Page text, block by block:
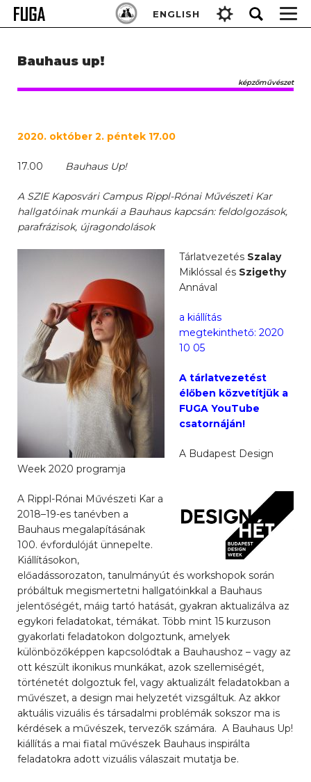
Skip
ENGLISH
Keresés:
Bauhaus up!
képzőművészet
2020. október 2. péntek 17.00
17.00 Bauhaus Up!
A SZIE Kaposvári Campus Rippl-Rónai Művészeti Kar
hallgatóinak munkái a Bauhaus kapcsán: feldolgozások,
parafrázisok, újragondolások
Tárlatvezetés Szalay
Miklóssal és Szigethy
Annával
a kiállítás
megtekinthető: 2020
10 05
A tárlatvezetést
élőben közvetítjük a
FUGA YouTube
csatornáján!
A Budapest Design
Week 2020 programja
A Rippl-Rónai Művészeti Kar a
2018–19-es tanévben a
Bauhaus megalapításának
100. évfordulóját ünnepelte.
Kiállításokon,
előadássorozaton, tanulmányút és workshopok során
próbáltuk megismertetni hallgatóinkkal a Bauhaus
jelentőségét, máig tartó hatását, gyakran aktualizálva az
egykori feladatokat, témákat. Több mint 15 kurzuson
gyakorlati feladatokon dolgoztunk, amelyek
különbözőképpen kapcsolódtak a Bauhaushoz – vagy az
ott készült ikonikus munkákat, azok szellemiségét,
történetét dolgoztuk fel, vagy aktualizált feladatokban a
művészet, a design mai helyzetét vizsgáltuk. Az akkor
aktuális vizuális és társadalmi problémák sokszor ma is
kérdések a művészek, tervezők számára. A Bauhaus Up!
kiállítás a mai fiatal művészek Bauhaus inspirálta
feladatokra adott vizuális válaszait mutatja be.